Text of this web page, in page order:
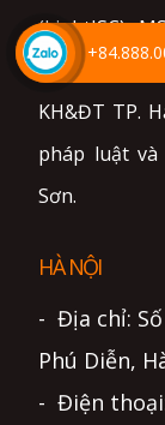
(LightJSC)
Ngày 05
KH&ĐT TP.
pháp luật
Sơn.
HÀ NỘI
- Địa chỉ: Số
Phú Diễn,
- Điện